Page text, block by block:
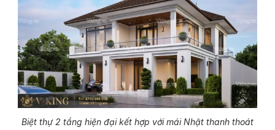
Biệt thự 2 tầng hiện đại kết hợp với mái Nhật thanh thoát